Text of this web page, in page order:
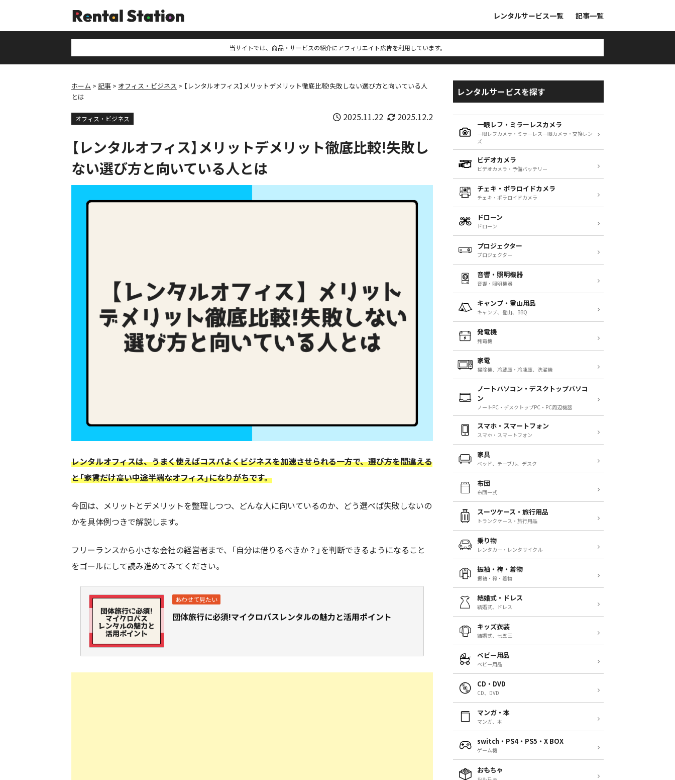
レンタルサービス一覧 記事一覧
当サイトでは、商品・サービスの紹介にアフィリエイト広告を利用しています。
ホーム 記事 オフィス・ビジネス
【レンタルオフィス】メリットデメリット徹底比較!失敗しない選び方と向いている人
とは
オフィス・ビジネス 2025.11.22 2025.12.2
【レンタルオフィス】メリットデメリット徹底比較!失敗し
ない選び方と向いている人とは
レンタルオフィスは、うまく使えばコスパよくビジネスを加速させられる一方で、選び方を間違える
と「家賃だけ高い中途半端なオフィス」になりがちです。
今回は、メリットとデメリットを整理しつつ、どんな人に向いているのか、どう選べば失敗しないの
かを具体例つきで解説します。
フリーランスから小さな会社の経営者まで、「自分は借りるべきか？」を判断できるようになること
をゴールにして読み進めてみてください。
団体旅行に必須!マイクロバスレンタルの魅力と活用ポイント
レンタルサービスを探す
一眼レフ・ミラーレスカメラ
一眼レフカメラ・ミラーレス一眼カメラ・交換レン
ズ
ビデオカメラ
ビデオカメラ・予備バッテリー
チェキ・ポラロイドカメラ
チェキ・ポラロイドカメラ
ドローン
ドローン
プロジェクター
プロジェクター
音響・照明機器
音響・照明機器
キャンプ・登山用品
キャンプ、登山、BBQ
発電機
発電機
家電
掃除機、冷蔵庫・冷凍庫、洗濯機
ノートパソコン・デスクトップパソコ
ン
ノートPC・デスクトップPC・PC周辺機器
スマホ・スマートフォン
スマホ・スマートフォン
家具
ベッド、テーブル、デスク
布団
布団一式
スーツケース・旅行用品
トランクケース・旅行用品
乗り物
レンタカー・レンタサイクル
振袖・袴・着物
振袖・袴・着物
結婚式・ドレス
結婚式、ドレス
キッズ衣装
結婚式、七五三
ベビー用品
ベビー用品
CD・DVD
CD、DVD
マンガ・本
マンガ、本
switch・PS4・PS5・X BOX
ゲーム機
おもちゃ